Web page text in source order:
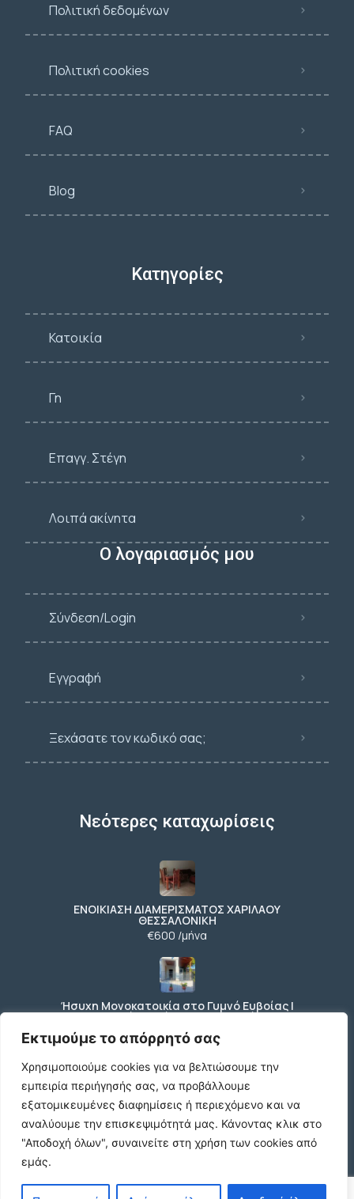
Εκτιμούμε το απόρρητό σας
Χρησιμοποιούμε cookies για να βελτιώσουμε την
εμπειρία περιήγησής σας, να προβάλλουμε
εξατομικευμένες διαφημίσεις ή περιεχόμενο και να
αναλύουμε την επισκεψιμότητά μας. Κάνοντας κλικ στο
"Αποδοχή όλων", συναινείτε στη χρήση των cookies από
εμάς.
Πολιτική δεδομένων
Πολιτική cookies
FAQ
Blog
Κατηγορίες
Κατοικία
Γη
Επαγγ. Στέγη
Λοιπά ακίνητα
Ο λογαριασμός μου
Σύνδεση/Login
Εγγραφή
Ξεχάσατε τον κωδικό σας;
Νεότερες καταχωρίσεις
ΕΝΟΙΚΙΑΣΗ ΔΙΑΜΕΡΙΣΜΑΤΟΣ ΧΑΡΙΛΑΟΥ
ΘΕΣΣΑΛΟΝΙΚΗ
€600 /μήνα
Ήσυχη Μονοκατοικία στο Γυμνό Ευβοίας |
Κοντά σε Θάλασσα & Βουνό
€52 /μήνα
ΕΝΟΙΚΙΑΣΗ ΔΙΑΜΕΡΙΣΜΑΤΟΣ ΧΑΡΙΛΑΟΥ
ΘΕΣΣΑΛΟΝΙΚΗ
€600 /μήνα